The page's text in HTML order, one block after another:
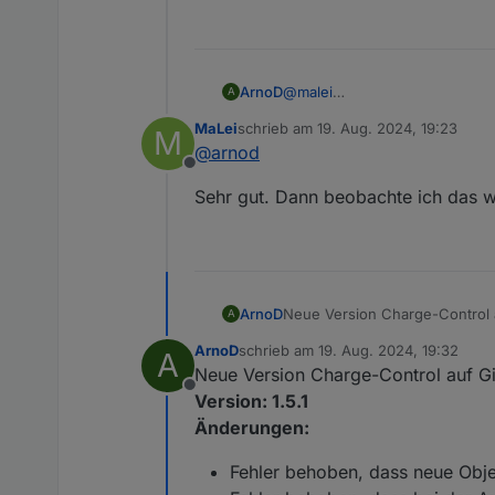
Error in der function
A ArnoD@malei
Das kommt von den vielen
M
Offline
MaLeischrieb am 19. Aug. 2024, 19:23
zuletzt editiert von
@arnod
Sehr gut. Dann beobachte ich das
A ArnoDNeue Version Charge-
Änderungen:
Es wird überprüft, ob bei
eingestellt ist.
Schnittstelle für das
A
Offline
ArnoDschrieb am 19. Aug. 2024, 19:32
zuletzt editiert von
Neue Version Charge-Control auf
Version: 1.5.1
Änderungen:
Fehler behoben, dass neue